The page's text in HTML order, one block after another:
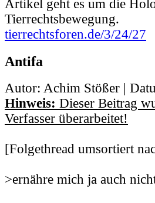
Artikel geht es um die
Tierrechtsbewegung.
tierrechtsforen.de/3/24/27
Antifa
Autor: Achim Stößer |
Hinweis: Dieser Beitrag
Verfasser überarbeitet!
[Folgethread umsortiert
>ernähre mich ja auch